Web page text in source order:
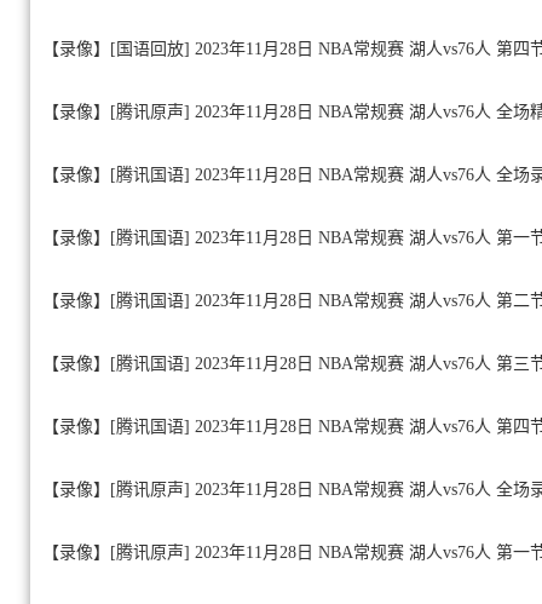
【录像】[国语回放] 2023年11月28日 NBA常规赛 湖人vs76人 第四
【录像】[腾讯原声] 2023年11月28日 NBA常规赛 湖人vs76人 全场
【录像】[腾讯国语] 2023年11月28日 NBA常规赛 湖人vs76人 全场
【录像】[腾讯国语] 2023年11月28日 NBA常规赛 湖人vs76人 第一
【录像】[腾讯国语] 2023年11月28日 NBA常规赛 湖人vs76人 第二
【录像】[腾讯国语] 2023年11月28日 NBA常规赛 湖人vs76人 第三
【录像】[腾讯国语] 2023年11月28日 NBA常规赛 湖人vs76人 第四
【录像】[腾讯原声] 2023年11月28日 NBA常规赛 湖人vs76人 全场
【录像】[腾讯原声] 2023年11月28日 NBA常规赛 湖人vs76人 第一